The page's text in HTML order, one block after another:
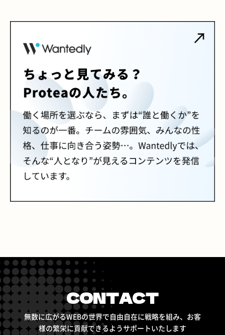
CONTACT
無数に広がるWEBの世界で自由自在に戦略を組み、 お客
様の繁栄に貢献できるようサポートいたします